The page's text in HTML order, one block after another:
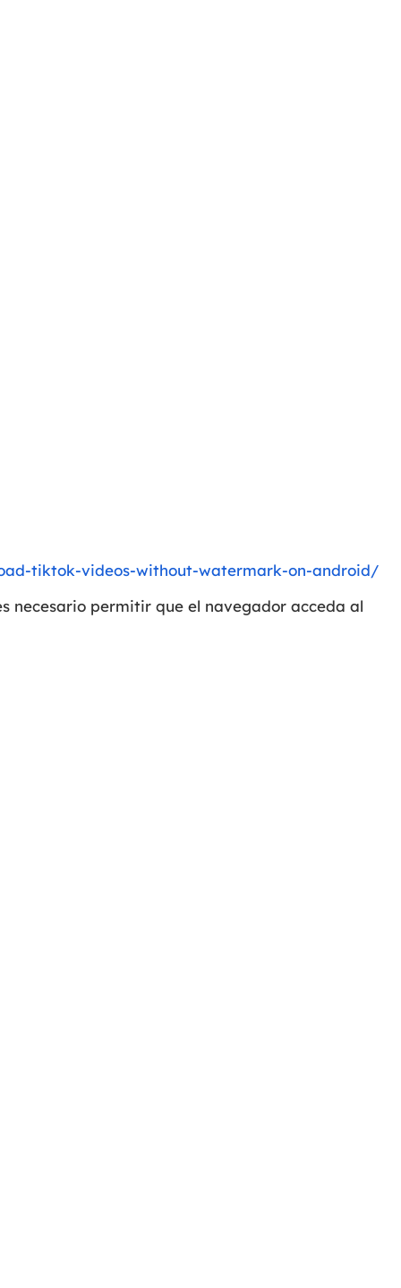
tiktok-videos-without-watermark-on-android/
necesario permitir que el navegador acceda al